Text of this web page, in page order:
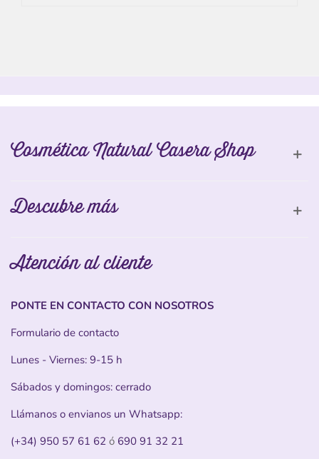
Cosmética Natural Casera Shop
Descubre más
Atención al cliente
PONTE EN CONTACTO CON NOSOTROS
Formulario de contacto
Lunes - Viernes: 9-15 h
Sábados y domingos: cerrado
Llámanos o envianos un Whatsapp:
(+34) 950 57 61 62 ó 690 91 32 21